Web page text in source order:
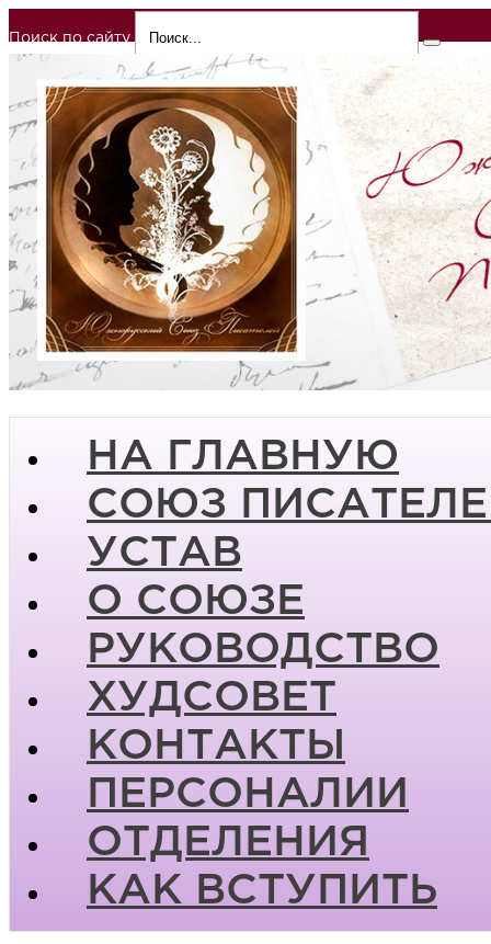
Поиск по сайту
НА ГЛАВНУЮ
СОЮЗ
УСТАВ
О СОЮЗЕ
РУКОВОДСТВО
ХУДСОВЕТ
КОНТАКТЫ
ПЕРСОНАЛИИ
ОТДЕЛЕНИЯ
КАК ВСТУПИТЬ